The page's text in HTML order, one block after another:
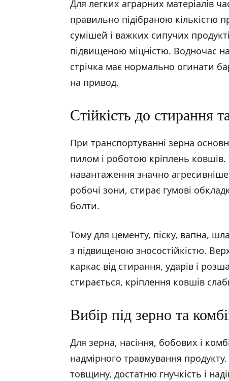
Для легких аграрних матеріалів
правильно підібраною кількістю
сумішей і важких сипучих
підвищеною міцністю. Водночас
стрічка має нормально огинати
на привод.
Стійкість до стирання
При транспортуванні зерна
пилом і роботою кріплень ковшів.
навантаження значно
робочі зони, стирає гумові
болти.
Тому для цементу, піску, вапна,
з підвищеною зносостійкістю.
каркас від стирання, ударів і
стирається, кріплення ковшів
Вибір під зерно та
Для зерна, насіння, бобових і
надмірного травмування
товщину, достатню гнучкість і